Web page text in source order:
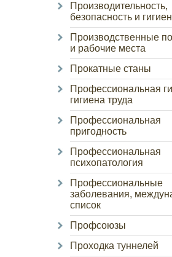
Производительность,
безопасность и
Производственные
и рабочие места
Прокатные станы
Профессиональная
гигиена труда
Профессиональная
пригодность
Профессиональная
психопатология
Профессиональные
заболевания,
список
Профсоюзы
Проходка туннелей